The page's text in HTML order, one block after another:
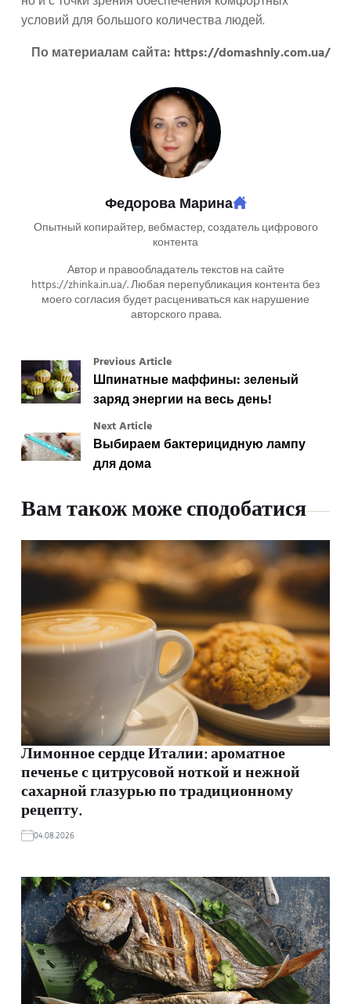
условий для большого количества людей.
По материалам сайта: https://domashniy.com.ua/
Федорова Марина
Опытный копирайтер, вебмастер, создатель цифрового
контента
Автор и правообладатель текстов на сайте
https://zhinka.in.ua/. Любая перепубликация контента без
моего согласия будет расцениваться как нарушение
авторского права.
Previous Article
Шпинатные маффины: зеленый
заряд энергии на весь день!
Next Article
Выбираем бактерицидную лампу
для дома
Вам також може сподобатися
Лимонное сердце Италии: ароматное
печенье с цитрусовой ноткой и нежной
сахарной глазурью по традиционному
рецепту.
04.08.2026